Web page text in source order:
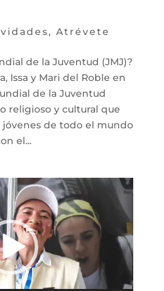
, Atrévete
de la Juventud (JMJ)?
Issa y Mari del Roble en
de la Juventud
religioso y cultural que
jóvenes de todo el mundo
el...